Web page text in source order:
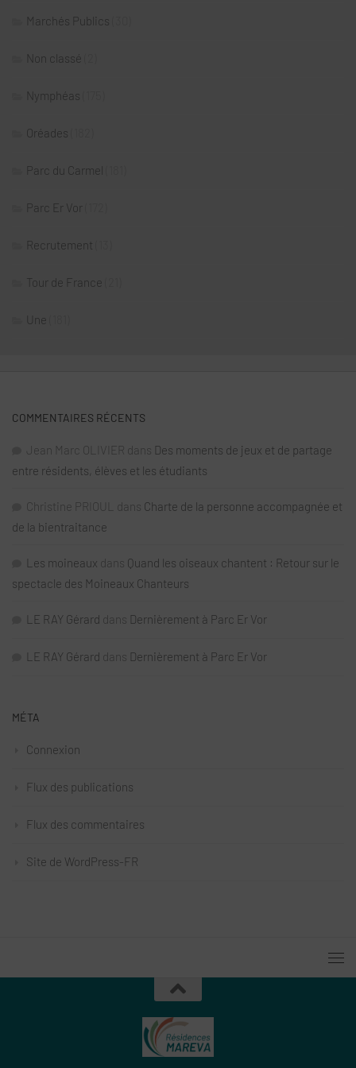
Marchés Publics
Non classé
Nymphéas
Oréades
Parc du Carmel
Parc Er Vor
Recrutement
Tour de France
Une
COMMENTAIRES RÉCENTS
Jean Marc OLIVIER dans Des moments de jeux et de partage
entre résidents, élèves et les étudiants
Christine PRIOUL dans Charte de la personne accompagnée et
de la bientraitance
Les moineaux dans Quand les oiseaux chantent : Retour sur le
spectacle des Moineaux Chanteurs
LE RAY Gérard dans Dernièrement à Parc Er Vor
LE RAY Gérard dans Dernièrement à Parc Er Vor
MÉTA
Connexion
Flux des publications
Flux des commentaires
Site de WordPress-FR